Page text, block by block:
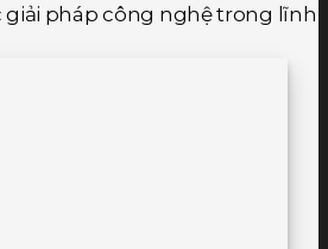
giải pháp công nghệ trong lĩnh